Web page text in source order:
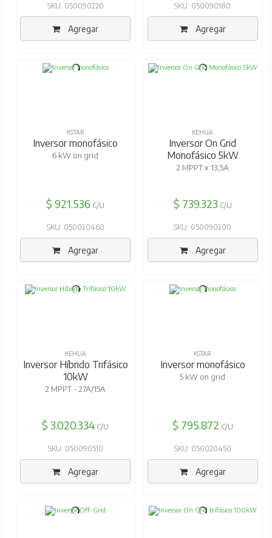
SKU: 050090220
Agregar
SKU: 050090180
Agregar
KSTAR
Inversor monofásico
6 kW on grid
$ 921.536 C/U
SKU: 050020460
Agregar
KEHUA
Inversor On Grid
Monofásico 5kW
2 MPPT x 13,5A
$ 739.323 C/U
SKU: 050090200
Agregar
KEHUA
Inversor Híbrido Trifásico
10kW
2 MPPT - 27A/15A
$ 3.020.334 C/U
SKU: 050090510
Agregar
KSTAR
Inversor monofásico
5 kW on grid
$ 795.872 C/U
SKU: 050020450
Agregar